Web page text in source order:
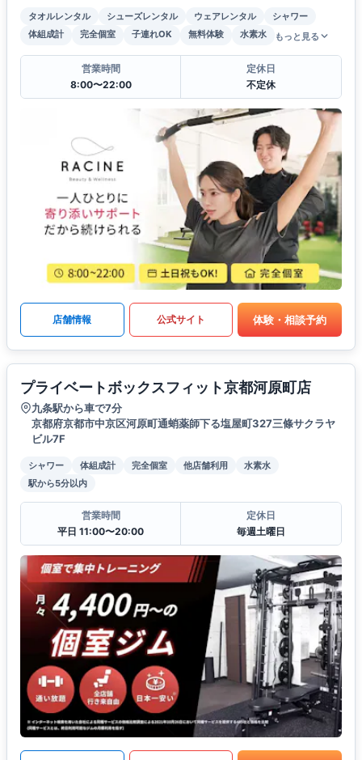
タオルレンタル シューズレンタル ウェアレンタル
シャワー
体組成計
完全個室 子連れOK 無料体験 水素水 もっと見る
営業時間
8:00〜22:00
定休日
不定休
店舗情報 公式サイト 体験・相談予約
プライベートボックスフィット京都河原町店
九条駅から車で7分
京都府京都市中京区河原町通蛸薬師下る塩屋町327三條サクラヤ
ビル7F
シャワー 体組成計 完全個室 他店舗利用
水素水
駅から5分以内
営業時間
平日 11:00〜20:00
定休日
毎週土曜日